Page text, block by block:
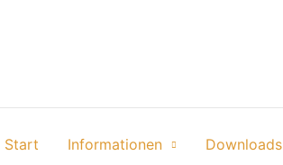
Start Informationen Downloads